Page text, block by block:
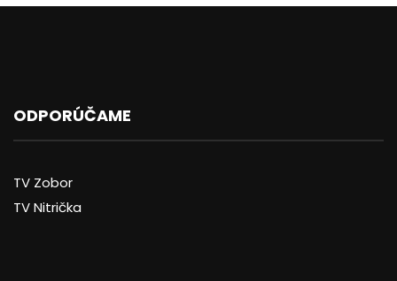
ODPORÚČAME
TV Zobor
TV Nitrička